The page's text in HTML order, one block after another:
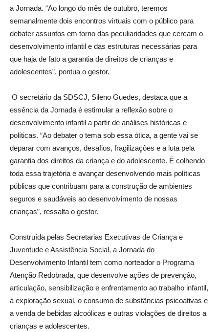
a Jornada. “Ao longo do mês de outubro, teremos
semanalmente dois encontros virtuais com o público para
debater assuntos em torno das peculiaridades que cercam o
desenvolvimento infantil e das estruturas necessárias para
que haja de fato a garantia de direitos de crianças e
adolescentes”, pontua o gestor.
O secretário da SDSCJ, Sileno Guedes, destaca que a
essência da Jornada é estimular a reflexão sobre o
desenvolvimento infantil a partir de análises históricas e
políticas. “Ao debater o tema sob essa ótica, a gente vai se
deparar com avanços, desafios, fragilizações e a luta pela
garantia dos direitos da criança e do adolescente. É colhendo
toda essa trajetória e avançar desenvolvendo mais políticas
públicas que contribuam para a construção de ambientes
seguros e saudáveis ao desenvolvimento de nossas
crianças”, ressalta o gestor.
Construída pelas Secretarias Executivas de Criança e
Juventude e Assistência Social, a Jornada do
Desenvolvimento Infantil tem como norteador o Programa
Atenção Redobrada, que desenvolve ações de prevenção,
articulação, sensibilização e enfrentamento ao trabalho infantil,
à exploração sexual, o consumo de substâncias psicoativas e
a venda de bebidas alcoólicas e outras violações de direitos a
crianças e adolescentes.